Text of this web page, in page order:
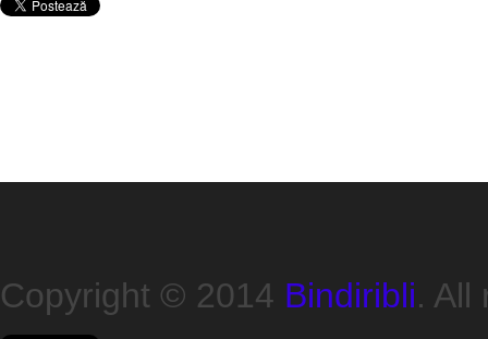
Copyright © 2014 Bindiribli. All